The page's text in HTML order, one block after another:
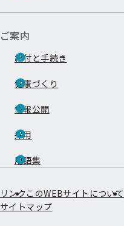
ご案内
給付と手続き
健康づくり
情報公開
採用
用語集
リンク このWEBサイトについて
サイトマップ